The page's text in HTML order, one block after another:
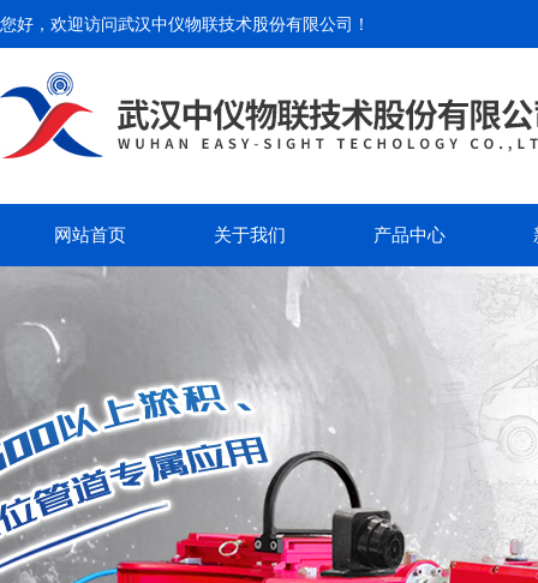
您好，欢迎访问武汉中仪物联技术股份有限公司 ！
网站首页 关于我们 产品中心